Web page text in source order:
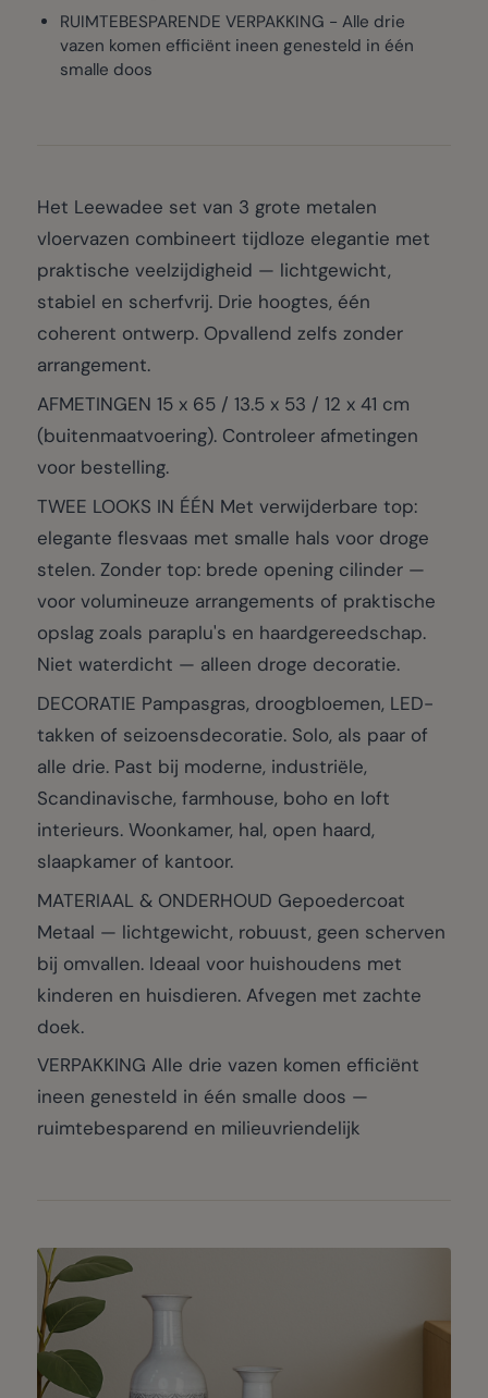
RUIMTEBESPARENDE VERPAKKING - Alle drie
vazen komen efficiënt ineen genesteld in één
smalle doos
Het Leewadee set van 3 grote metalen
vloervazen combineert tijdloze elegantie met
praktische veelzijdigheid — lichtgewicht,
stabiel en scherfvrij. Drie hoogtes, één
coherent ontwerp. Opvallend zelfs zonder
arrangement.
AFMETINGEN 15 x 65 / 13.5 x 53 / 12 x 41 cm
(buitenmaatvoering). Controleer afmetingen
voor bestelling.
TWEE LOOKS IN ÉÉN Met verwijderbare top:
elegante flesvaas met smalle hals voor droge
stelen. Zonder top: brede opening cilinder —
voor volumineuze arrangements of praktische
opslag zoals paraplu's en haardgereedschap.
Niet waterdicht — alleen droge decoratie.
DECORATIE Pampasgras, droogbloemen, LED-
takken of seizoensdecoratie. Solo, als paar of
alle drie. Past bij moderne, industriële,
Scandinavische, farmhouse, boho en loft
interieurs. Woonkamer, hal, open haard,
slaapkamer of kantoor.
MATERIAAL & ONDERHOUD Gepoedercoat
Metaal — lichtgewicht, robuust, geen scherven
bij omvallen. Ideaal voor huishoudens met
kinderen en huisdieren. Afvegen met zachte
doek.
VERPAKKING Alle drie vazen komen efficiënt
ineen genesteld in één smalle doos —
ruimtebesparend en milieuvriendelijk